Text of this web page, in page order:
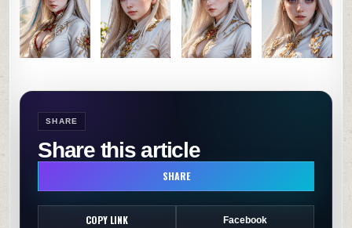
0
SHARE
SHARE
Share this article
SHARE
COPY LINK Facebook